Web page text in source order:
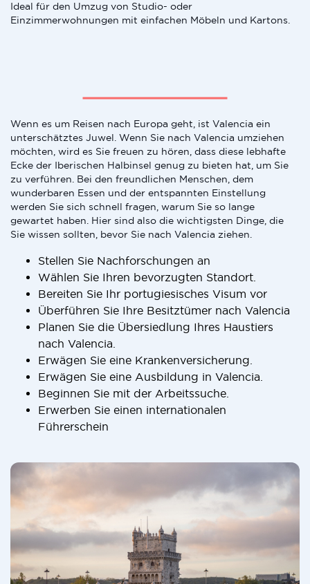
Ideal für den Umzug von Studio- oder
Einzimmerwohnungen mit einfachen Möbeln und Kartons.
Wenn es um Reisen nach Europa geht, ist Valencia ein
unterschätztes Juwel. Wenn Sie nach Valencia umziehen
möchten, wird es Sie freuen zu hören, dass diese lebhafte
Ecke der Iberischen Halbinsel genug zu bieten hat, um Sie
zu verführen. Bei den freundlichen Menschen, dem
wunderbaren Essen und der entspannten Einstellung
werden Sie sich schnell fragen, warum Sie so lange
gewartet haben. Hier sind also die wichtigsten Dinge, die
Sie wissen sollten, bevor Sie nach Valencia ziehen.
Stellen Sie Nachforschungen an
Wählen Sie Ihren bevorzugten Standort.
Bereiten Sie Ihr portugiesisches Visum vor
Überführen Sie Ihre Besitztümer nach Valencia
Planen Sie die Übersiedlung Ihres Haustiers
nach Valencia.
Erwägen Sie eine Krankenversicherung.
Erwägen Sie eine Ausbildung in Valencia.
Beginnen Sie mit der Arbeitssuche.
Erwerben Sie einen internationalen
Führerschein